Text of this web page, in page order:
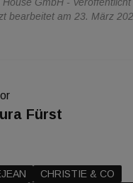
bearbeitet am 23. März
Fürst
CHRISTIE & CO